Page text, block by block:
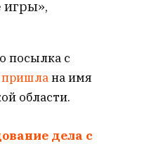
посылка с
пришлана имя
области.
дела с